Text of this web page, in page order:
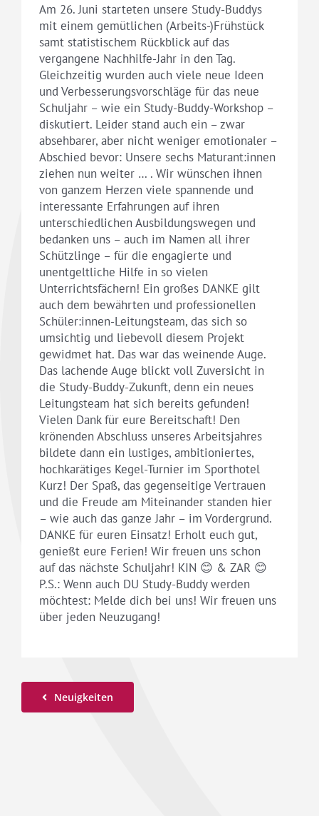
Am 26. Juni starteten unsere Study-Buddys
mit einem gemütlichen (Arbeits-)Frühstück
samt statistischem Rückblick auf das
vergangene Nachhilfe-Jahr in den Tag.
Gleichzeitig wurden auch viele neue Ideen
und Verbesserungsvorschläge für das neue
Schuljahr – wie ein Study-Buddy-Workshop –
diskutiert. Leider stand auch ein – zwar
absehbarer, aber nicht weniger emotionaler –
Abschied bevor: Unsere sechs Maturant:innen
ziehen nun weiter … . Wir wünschen ihnen
von ganzem Herzen viele spannende und
interessante Erfahrungen auf ihren
unterschiedlichen Ausbildungswegen und
bedanken uns – auch im Namen all ihrer
Schützlinge – für die engagierte und
unentgeltliche Hilfe in so vielen
Unterrichtsfächern! Ein großes DANKE gilt
auch dem bewährten und professionellen
Schüler:innen-Leitungsteam, das sich so
umsichtig und liebevoll diesem Projekt
gewidmet hat. Das war das weinende Auge.
Das lachende Auge blickt voll Zuversicht in
die Study-Buddy-Zukunft, denn ein neues
Leitungsteam hat sich bereits gefunden!
Vielen Dank für eure Bereitschaft! Den
krönenden Abschluss unseres Arbeitsjahres
bildete dann ein lustiges, ambitioniertes,
hochkarätiges Kegel-Turnier im Sporthotel
Kurz! Der Spaß, das gegenseitige Vertrauen
und die Freude am Miteinander standen hier
– wie auch das ganze Jahr – im Vordergrund.
DANKE für euren Einsatz! Erholt euch gut,
genießt eure Ferien! Wir freuen uns schon
auf das nächste Schuljahr! KIN 😊 & ZAR 😊
P.S.: Wenn auch DU Study-Buddy werden
möchtest: Melde dich bei uns! Wir freuen uns
über jeden Neuzugang!
Neuigkeiten